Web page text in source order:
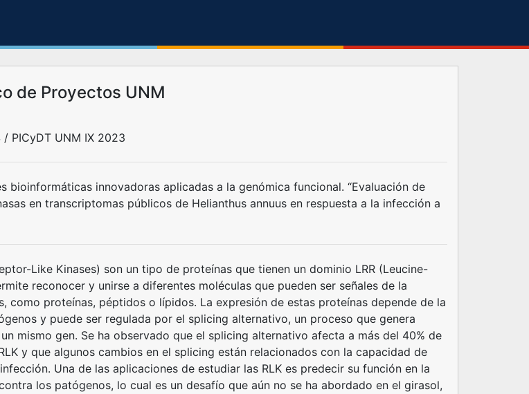
de Proyectos UNM
PICyDT UNM IX 2023
bioinformáticas innovadoras aplicadas a la genómica funcional. “Evaluación de
en transcriptomas públicos de Helianthus annuus en respuesta a la infección a
Like Kinases) son un tipo de proteínas que tienen un dominio LRR (Leucine-
reconocer y unirse a diferentes moléculas que pueden ser señales de la
como proteínas, péptidos o lípidos. La expresión de estas proteínas depende de la
y puede ser regulada por el splicing alternativo, un proceso que genera
mismo gen. Se ha observado que el splicing alternativo afecta a más del 40% de
y que algunos cambios en el splicing están relacionados con la capacidad de
Una de las aplicaciones de estudiar las RLK es predecir su función en la
los patógenos, lo cual es un desafío que aún no se ha abordado en el girasol,